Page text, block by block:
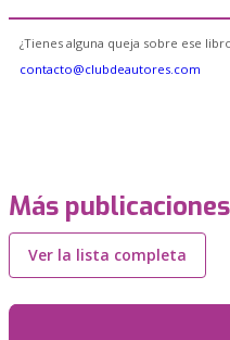
¿Tienes alguna queja sobre ese
contacto@clubdeautores.com
Más
Ver la lista completa